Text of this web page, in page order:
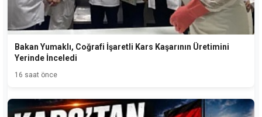
Bakan Yumaklı, Coğrafi İşaretli Kars Kaşarının Üretimini
Yerinde İnceledi
16 saat önce